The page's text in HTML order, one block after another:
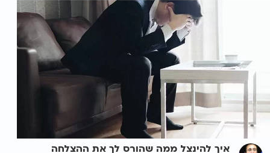
איך להינצל ממה שהורס לך את ההצלחה